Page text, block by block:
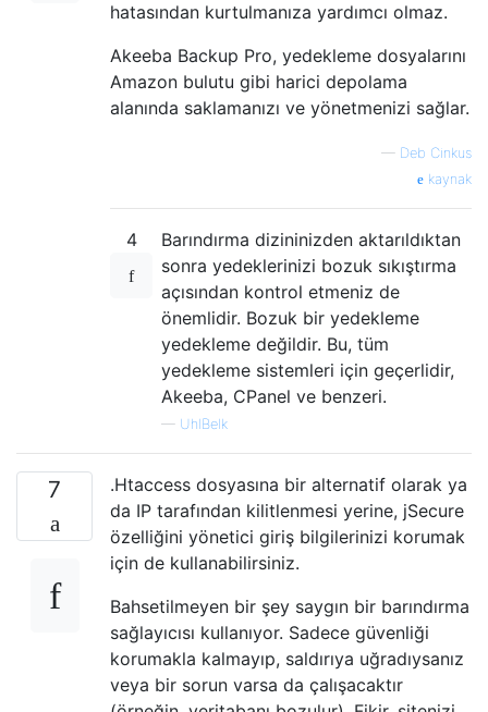
hatasından kurtulmanıza yardımcı olmaz.
Akeeba Backup Pro, yedekleme dosyalarını
Amazon bulutu gibi harici depolama
alanında saklamanızı ve yönetmenizi sağlar.
— Deb Cinkus
kaynak
4
Barındırma dizininizden aktarıldıktan
sonra yedeklerinizi bozuk sıkıştırma
açısından kontrol etmeniz de
önemlidir. Bozuk bir yedekleme
yedekleme değildir. Bu, tüm
yedekleme sistemleri için geçerlidir,
Akeeba, CPanel ve benzeri.
— UhlBelk
7
.Htaccess dosyasına bir alternatif olarak ya
da IP tarafından kilitlenmesi yerine, jSecure
özelliğini yönetici giriş bilgilerinizi korumak
için de kullanabilirsiniz.
Bahsetilmeyen bir şey saygın bir barındırma
sağlayıcısı kullanıyor. Sadece güvenliği
korumakla kalmayıp, saldırıya uğradıysanız
veya bir sorun varsa da çalışacaktır